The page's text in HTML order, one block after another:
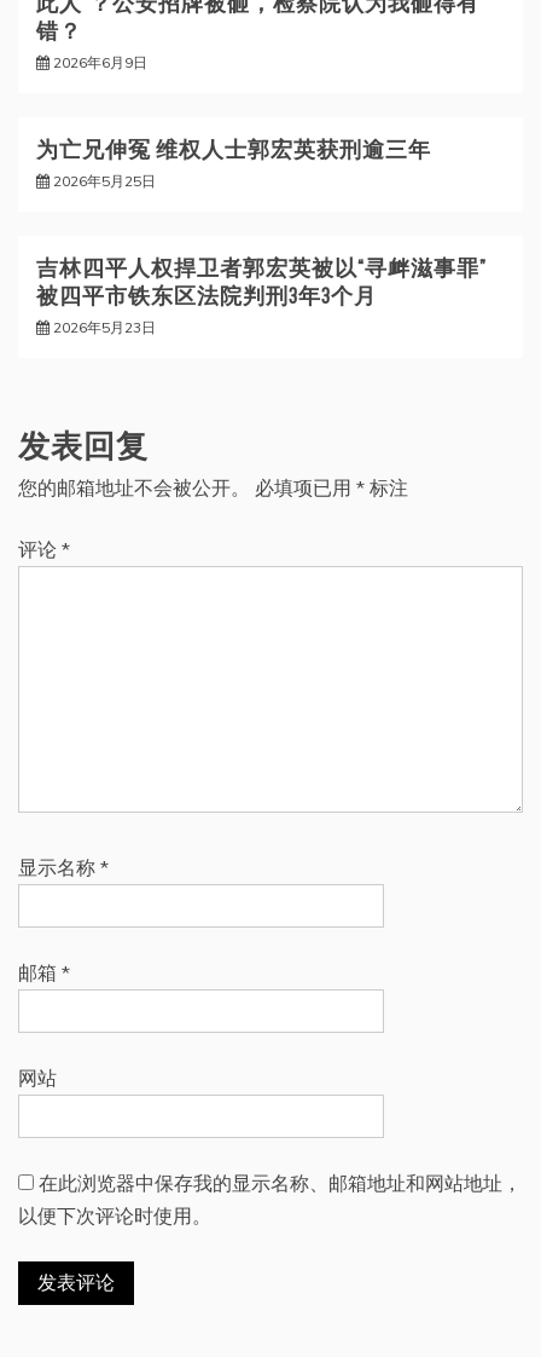
错？
2026年6月9日
为亡兄伸冤 维权人士郭宏英获刑逾三年
2026年5月25日
吉林四平人权捍卫者郭宏英被以“寻衅滋事罪”
被四平市铁东区法院判刑3年3个月
2026年5月23日
发表回复
您的邮箱地址不会被公开。 必填项已用 * 标注
评论 *
显示名称 *
邮箱 *
网站
在此浏览器中保存我的显示名称、邮箱地址和网站地址，
以便下次评论时使用。